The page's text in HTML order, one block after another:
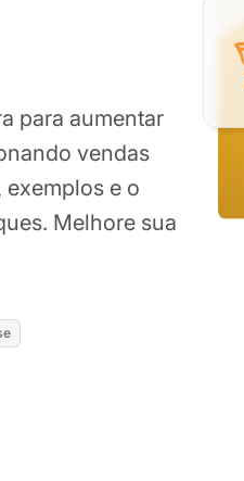
para aumentar
vendas
e o
Melhore sua